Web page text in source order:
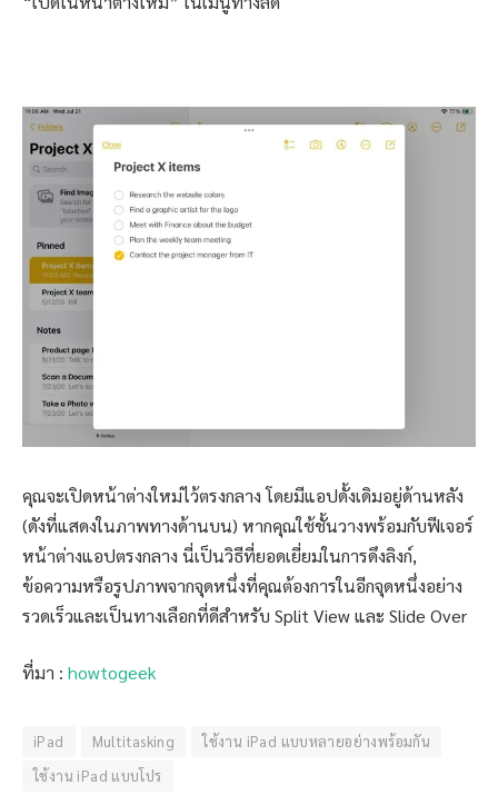
คุณจะเปิดหน้าต่างใหม่ไว้ตรงกลาง โดยมีแอปดั้งเดิมอยู่ด้านหลัง
(ดังที่แสดงในภาพทางด้านบน) หากคุณใช้ชั้นวางพร้อมกับฟีเจอร์
หน้าต่างแอปตรงกลาง นี่เป็นวิธีที่ยอดเยี่ยมในการดึงลิงก์,
ข้อความหรือรูปภาพจากจุดหนึ่งที่คุณต้องการในอีกจุดหนึ่งอย่าง
รวดเร็วและเป็นทางเลือกที่ดีสำหรับ Split View และ Slide Over
ที่มา : howtogeek
iPad Multitasking
ใช้งาน iPad แบบหลายอย่างพร้อมกัน
ใช้งาน iPad แบบโปร